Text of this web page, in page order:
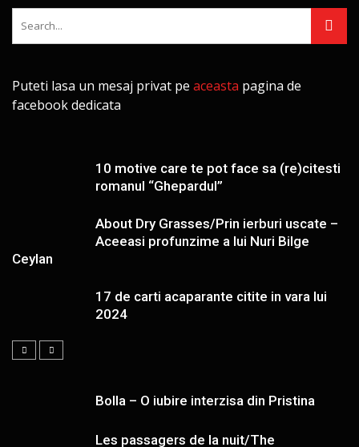
Puteti lasa un mesaj privat pe aceasta pagina de
facebook dedicata
10 motive care te pot face sa (re)citesti
romanul “Ghepardul”
About Dry Grasses/Prin ierburi uscate –
Aceeasi profunzime a lui Nuri Bilge
Ceylan
17 de carti acaparante citite in vara lui
2024
Bolla – O iubire interzisa din Pristina
Les passagers de la nuit/The